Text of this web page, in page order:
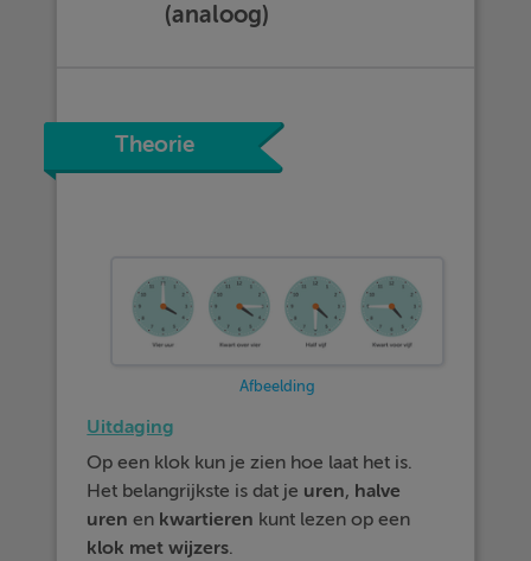
(analoog)
Theorie
Afbeelding
Uitdaging
Op een klok kun je zien hoe laat het is.
Het belangrijkste is dat je uren, halve
uren en kwartieren kunt lezen op een
klok met wijzers.